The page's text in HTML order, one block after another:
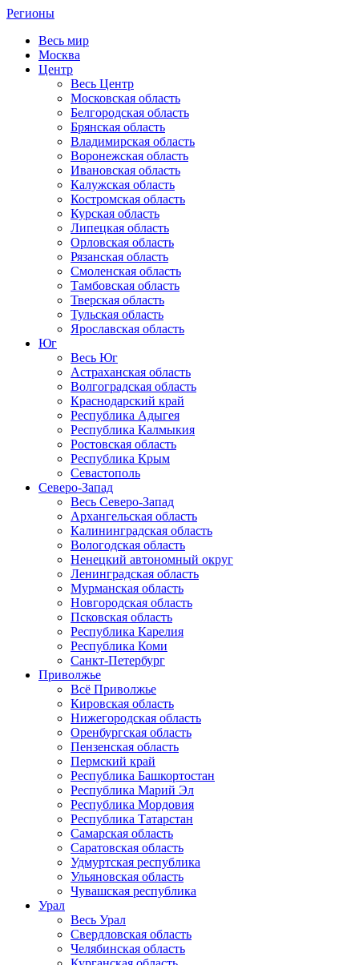
Регионы
Весь мир
Москва
Центр
Весь Центр
Московская область
Белгородская область
Брянская область
Владимирская область
Воронежская область
Ивановская область
Калужская область
Костромская область
Курская область
Липецкая область
Орловская область
Рязанская область
Смоленская область
Тамбовская область
Тверская область
Тульская область
Ярославская область
Юг
Весь Юг
Астраханская область
Волгоградская область
Краснодарский край
Республика Адыгея
Республика Калмыкия
Ростовская область
Республика Крым
Севастополь
Северо-Запад
Весь Северо-Запад
Архангельская область
Калининградская область
Вологодская область
Ненецкий автономный округ
Ленинградская область
Мурманская область
Новгородская область
Псковская область
Республика Карелия
Республика Коми
Санкт-Петербург
Приволжье
Всё Приволжье
Кировская область
Нижегородская область
Оренбургская область
Пензенская область
Пермский край
Республика Башкортостан
Республика Марий Эл
Республика Мордовия
Республика Татарстан
Самарская область
Саратовская область
Удмуртская республика
Ульяновская область
Чувашская республика
Урал
Весь Урал
Свердловская область
Челябинская область